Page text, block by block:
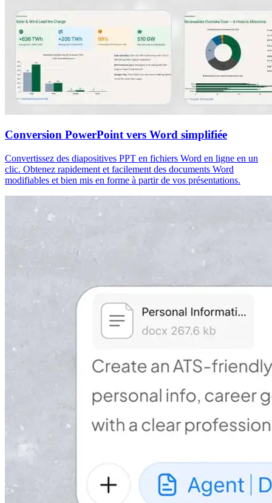
Conversion PowerPoint vers Word simplifiée
Convertissez des diapositives PPT en fichiers Word en ligne en un
clic. Obtenez rapidement et facilement des documents Word
modifiables et bien mis en forme à partir de vos présentations.